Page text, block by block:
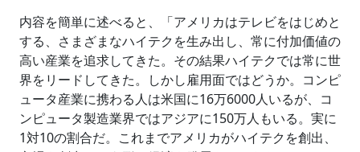
内容を簡単に述べると、「アメリカはテレビをはじめと
する、さまざまなハイテクを生み出し、常に付加価値の
高い産業を追求してきた。その結果ハイテクでは常に世
界をリードしてきた。しかし雇用面ではどうか。コンピ
ュータ産業に携わる人は米国に16万6000人いるが、コ
ンピュータ製造業界ではアジアに150万人もいる。実に
1対10の割合だ。これまでアメリカがハイテクを創出、